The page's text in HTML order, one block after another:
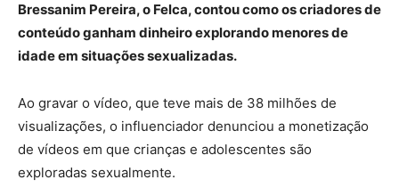
Bressanim Pereira, o Felca, contou como os criadores de
conteúdo ganham dinheiro explorando menores de
idade em situações sexualizadas.
Ao gravar o vídeo, que teve mais de 38 milhões de
visualizações, o influenciador denunciou a monetização
de vídeos em que crianças e adolescentes são
exploradas sexualmente.